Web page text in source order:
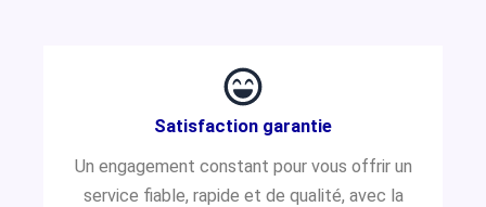
Satisfaction garantie
Un engagement constant pour vous offrir un
service fiable, rapide et de qualité, avec la